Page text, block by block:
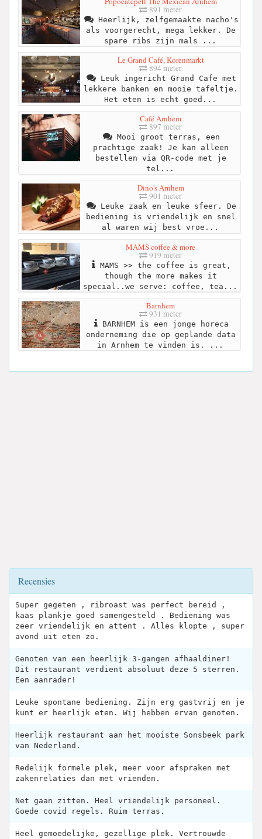
891 meter
Heerlijk, zelfgemaakte nacho's
als voorgerecht, mega lekker. De
spare ribs zijn mals ...
Le Grand Café, Korenmarkt
894 meter
Leuk ingericht Grand Cafe met
lekkere banken en mooie tafeltje.
Het eten is echt goed...
Café Arnhem
897 meter
Mooi groot terras, een
prachtige zaak! Je kan alleen
bestellen via QR-code met je
tel...
Dino's Arnhem
901 meter
Leuke zaak en leuke sfeer. De
bediening is vriendelijk en snel
al waren wij best vroe...
MAMS coffee & more
919 meter
MAMS >> the coffee is great,
though the more makes it
special..we serve: coffee, tea...
Barnhem
931 meter
BARNHEM is een jonge horeca
onderneming die op geplande data
in Arnhem te vinden is. ...
Recensies
Super gegeten , ribroast was perfect bereid ,
kaas plankje goed samengesteld . Bediening was
zeer vriendelijk en attent . Alles klopte , super
avond uit eten zo.
Genoten van een heerlijk 3-gangen afhaaldiner!
Dit restaurant verdient absoluut deze 5 sterren.
Een aanrader!
Leuke spontane bediening. Zijn erg gastvrij en je
kunt er heerlijk eten. Wij hebben ervan genoten.
Heerlijk restaurant aan het mooiste Sonsbeek park
van Nederland.
Redelijk formele plek, meer voor afspraken met
zakenrelaties dan met vrienden.
Net gaan zitten. Heel vriendelijk personeel.
Goede covid regels. Ruim terras.
Heel gemoedelijke, gezellige plek. Vertrouwde